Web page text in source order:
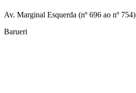
Av. Marginal Esquerda (nº 696 ao nº 754)
Barueri